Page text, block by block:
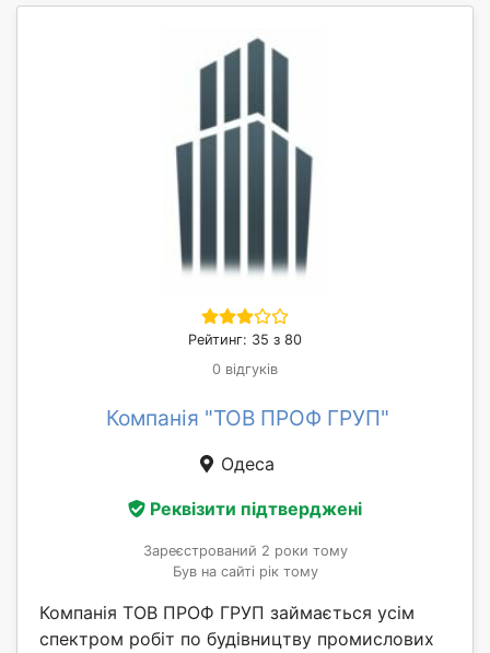
Рейтинг: 35 з 80
0 відгуків
Компанія "ТОВ ПРОФ ГРУП"
Одеса
Реквізити підтверджені
Зареєстрований 2 роки тому
Був на сайті рік тому
Компанія ТОВ ПРОФ ГРУП займається усім
спектром робіт по будівництву промислових